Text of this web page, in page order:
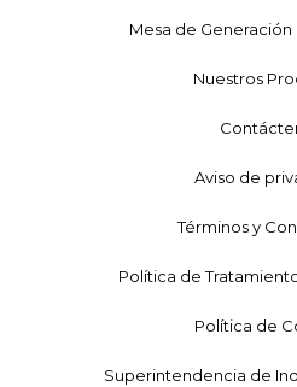
Mesa de
Nuestros
Aviso de
Términos y
Política de
Política de
Superintendencia de